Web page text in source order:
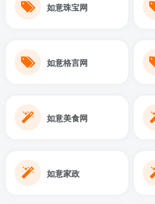
如意珠宝网
如意格言网
如意美食网
如意家政